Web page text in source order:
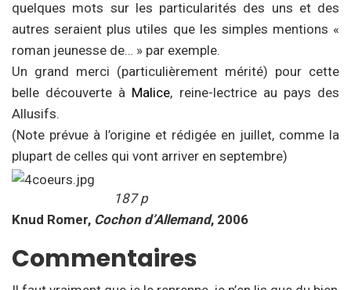
quelques mots sur les particularités des uns et des
autres seraient plus utiles que les simples mentions «
roman jeunesse de… » par exemple.
Un grand merci (particulièrement mérité) pour cette
belle découverte à Malice, reine-lectrice au pays des
Allusifs.
(Note prévue à l’origine et rédigée en juillet, comme la
plupart de celles qui vont arriver en septembre)
187 p
Knud Romer, Cochon d’Allemand, 2006
Commentaires